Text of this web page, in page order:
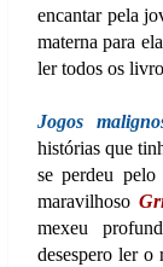
encantar pela
materna para
ler todos os
Jogos
histórias que
se perdeu
maravilhoso
mexeu
desespero ler o